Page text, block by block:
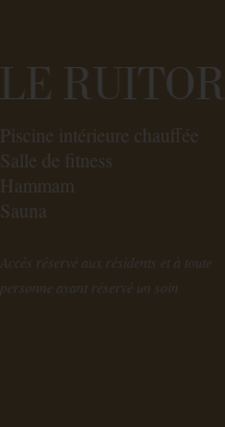
LE RUITOR
Piscine intérieure chauffée
Salle de fitness
Hammam
Sauna
Accès réservé aux résidents et à toute
personne ayant réservé un soin